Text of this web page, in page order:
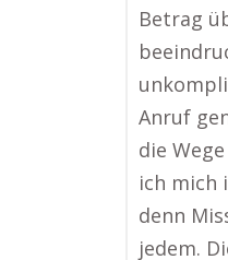
Betrag
Anruf
die
ich mich
denn
jedem.